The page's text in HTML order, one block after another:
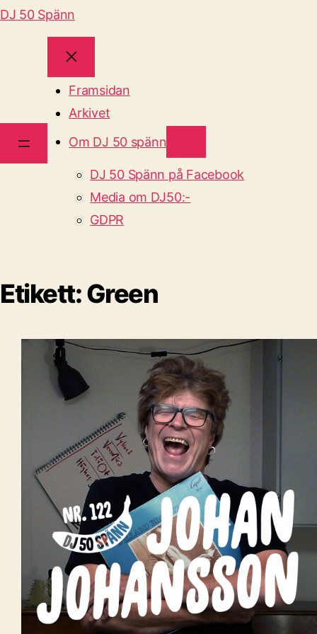
DJ 50 Spänn
Framsidan
Arkivet
Om DJ 50 spänn
DJ 50 Spänn på Facebook
Media om DJ50:-
GDPR
Etikett:Green